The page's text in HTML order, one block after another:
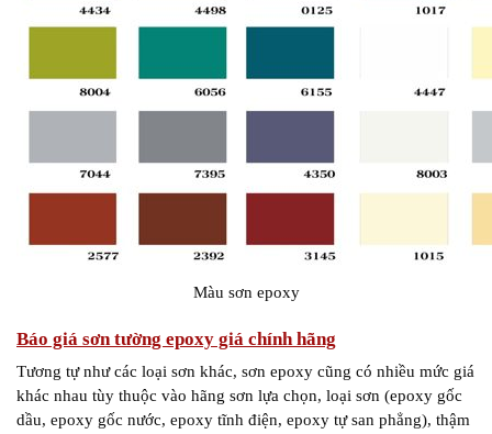
Màu sơn epoxy
Báo giá sơn tường epoxy giá chính hãng
Tương tự như các loại sơn khác, sơn epoxy cũng có nhiều mức giá
khác nhau tùy thuộc vào hãng sơn lựa chọn, loại sơn (epoxy gốc
dầu, epoxy gốc nước, epoxy tĩnh điện, epoxy tự san phẳng), thậm